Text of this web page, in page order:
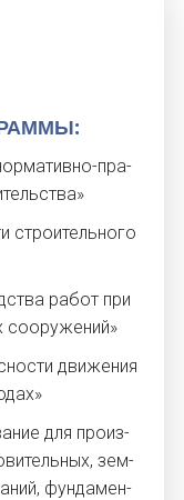
пра­
стро­итель­но­го
ра­бот при
со­ору­жений»
дви­жения
для про­из­
зем­
фун­да­мен­